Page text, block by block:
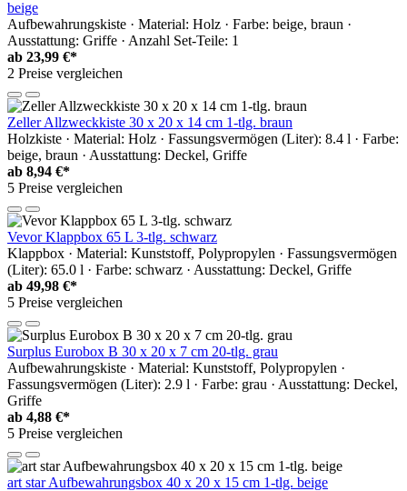
beige
Aufbewahrungskiste · Material: Holz · Farbe: beige, braun ·
Ausstattung: Griffe · Anzahl Set-Teile: 1
ab 23,99 €*
2 Preise vergleichen
Zeller Allzweckkiste 30 x 20 x 14 cm 1-tlg. braun
Holzkiste · Material: Holz · Fassungsvermögen (Liter): 8.4 l · Farbe:
beige, braun · Ausstattung: Deckel, Griffe
ab 8,94 €*
5 Preise vergleichen
Vevor Klappbox 65 L 3-tlg. schwarz
Klappbox · Material: Kunststoff, Polypropylen · Fassungsvermögen
(Liter): 65.0 l · Farbe: schwarz · Ausstattung: Deckel, Griffe
ab 49,98 €*
5 Preise vergleichen
Surplus Eurobox B 30 x 20 x 7 cm 20-tlg. grau
Aufbewahrungskiste · Material: Kunststoff, Polypropylen ·
Fassungsvermögen (Liter): 2.9 l · Farbe: grau · Ausstattung: Deckel,
Griffe
ab 4,88 €*
5 Preise vergleichen
art star Aufbewahrungsbox 40 x 20 x 15 cm 1-tlg. beige